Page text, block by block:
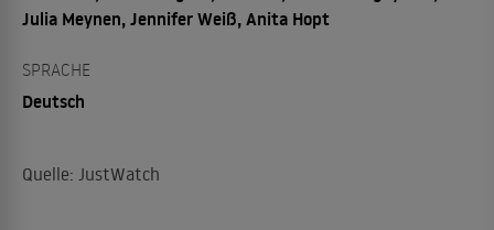
Julia Meynen, Jennifer Weiß, Anita Hopt
SPRACHE
Deutsch
Quelle: JustWatch